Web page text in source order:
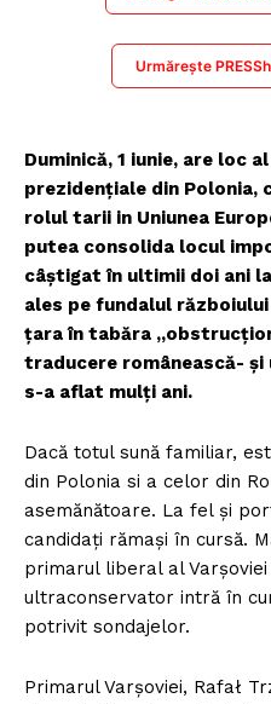
Urmărește
Duminică, 1 iunie, are loc
prezidențiale din Polonia,
rolul tarii in Uniunea
putea consolida locul
câștigat în ultimii doi ani
ales pe fundalul
țara în tabăra
traducere românească-
s-a aflat mulți ani.
Dacă totul sună familiar,
din Polonia si a celor din
asemănătoare. La fel și
candidați rămași în cursă.
primarul liberal al
ultraconservator intră în
potrivit sondajelor.
Primarul Varșoviei, Rafał